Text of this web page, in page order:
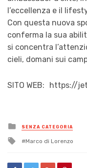
l’eccellenza e il
Con questa nuova
conferma la sua
si concentra
cieli, domani sui
SITO WEB: https://
Posted
in
SENZA CATEGORIA
Tagged
Marco di Lorenzo